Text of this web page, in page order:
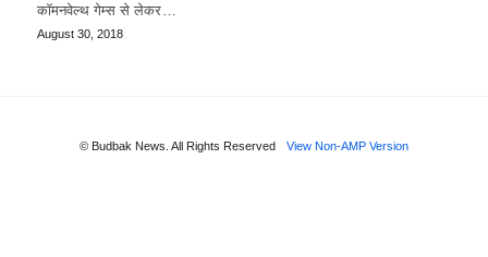
कॉमनवेल्थ गेम्स से लेकर…
August 30, 2018
© Budbak News. All Rights Reserved View Non-AMP Version